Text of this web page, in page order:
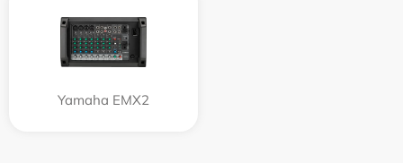
Yamaha EMX2